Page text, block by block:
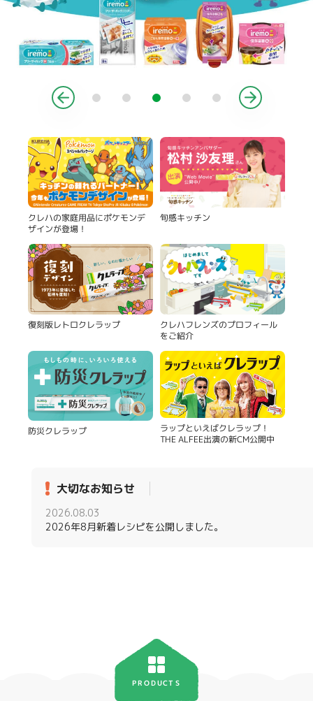
クレハの家庭用品にポケモンデ
ザインが登場！
旬感キッチン
復刻版レトロクレラップ クレハフレンズのプロフィール
をご紹介
防災クレラップ ラップといえばクレラップ！
THE ALFEE出演の新CM公開中
大切なお知らせ
2026.08.03
2026年8月新着レシピを公開しました。
PRODUCTS